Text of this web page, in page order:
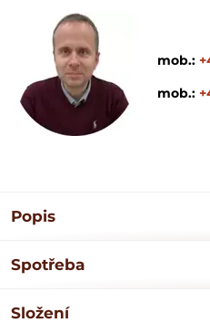
mob.:
mob.:
Popis
Spotřeba
Složení